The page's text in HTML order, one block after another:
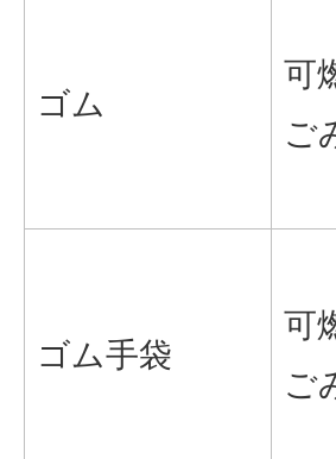
ゴム
可
ご
ゴム手袋
可
ご